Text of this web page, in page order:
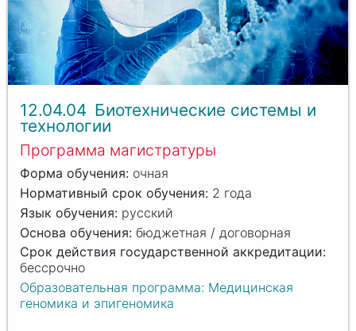
12.04.04 Биотехнические системы и
технологии
Программа магистратуры
очная
2 года
русский
бюджетная / договорная
бессрочно
Образовательная программа: Медицинская
геномика и эпигеномика